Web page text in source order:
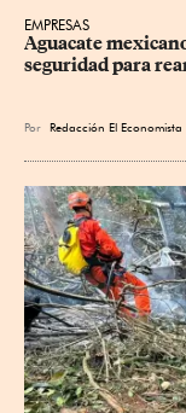
EMPRESAS
Aguacate
seguridad para
Por Redacción El Economista